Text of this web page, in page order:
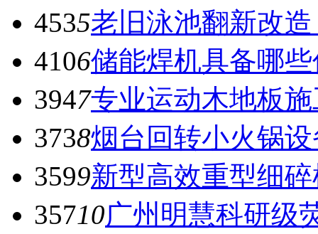
4535老旧泳池翻新改
4106储能焊机具备哪
3947专业运动木地板
3738烟台回转小火锅
3599新型高效重型细
35710广州明慧科研级